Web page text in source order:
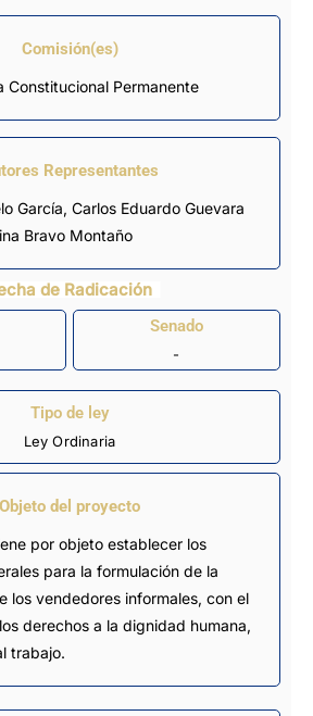
Comisión(es)
Constitucional Permanente
Representantes
García, Carlos Eduardo Guevara
Bravo Montaño
de Radicación
Senado
-
Tipo de ley
Ley Ordinaria
Objeto del proyecto
por objeto establecer los
para la formulación de la
los vendedores informales, con el
derechos a la dignidad humana,
trabajo.